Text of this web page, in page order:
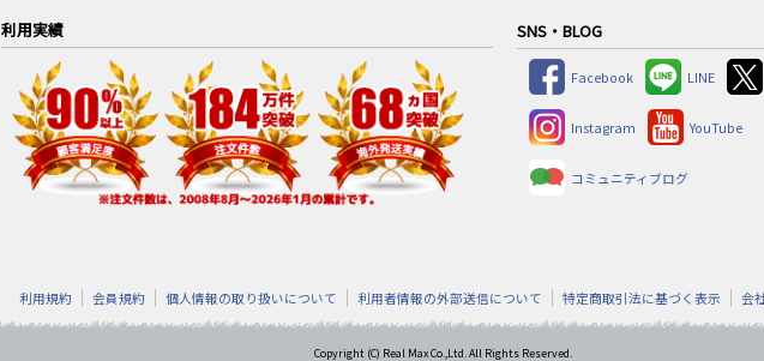
利用実績 SNS・BLOG
Facebook LINE
Instagram YouTube
コミュニティブログ
利用規約 会員規約 個人情報の取り扱いについて 利用者情報の外部送信について 特定商取引法に基づく表示 会
Copyright (C) Real Max Co.,Ltd. All Rights Reserved.